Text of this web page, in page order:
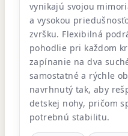
vynikajú svojou
a vysokou
zvršku. Flexibilná
pohodlie pri každom
zapínanie na dva
samostatné a rýchle
navrhnutý tak, aby
detskej nohy, pričom
potrebnú stabilitu.